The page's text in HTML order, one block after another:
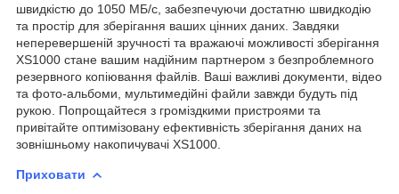
швидкістю до 1050 МБ/с, забезпечуючи достатню швидкодію
та простір для зберігання ваших цінних даних. Завдяки
неперевершеній зручності та вражаючі можливості зберігання
XS1000 стане вашим надійним партнером з безпроблемного
резервного копіювання файлів. Ваші важливі документи, відео
та фото-альбоми, мультимедійні файли завжди будуть під
рукою. Попрощайтеся з громіздкими пристроями та
привітайте оптимізовану ефективність зберігання даних на
зовнішньому накопичувачі XS1000.
Приховати